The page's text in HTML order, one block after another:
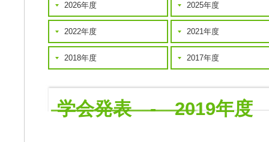
2026年度 2025年度
2022年度 2021年度
2018年度 2017年度
学会発表 - 2019年度